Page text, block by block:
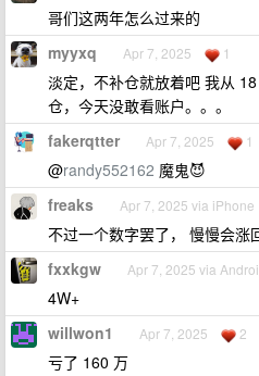
哥们这两年怎么过来的
myyxq Apr 7, 2025 1
淡定，不补仓就放着吧 我从
仓，今天没敢看账户。。。
fakerqtter Apr 7, 2025 1
@randy552162 魔鬼😈
freaks Apr 7, 2025 via iPhone
不过一个数字罢了， 慢慢会涨
fxxkgw Apr 7, 2025 via
4W+
willwon1 Apr 7, 2025 2
亏了 160 万